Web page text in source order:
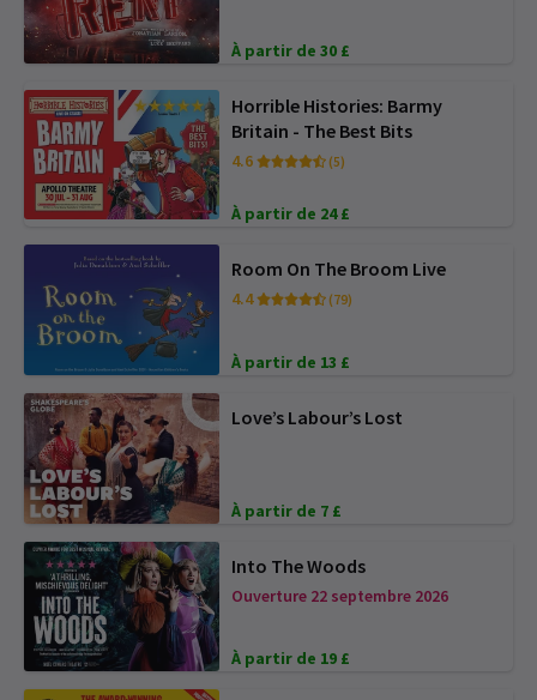
À partir de 30 £
Horrible Histories: Barmy
Britain - The Best Bits
4.6 (5)
À partir de 24 £
Room On The Broom Live
4.4 (79)
À partir de 13 £
Love’s Labour’s Lost
À partir de 7 £
Into The Woods
Ouverture 22 septembre 2026
À partir de 19 £